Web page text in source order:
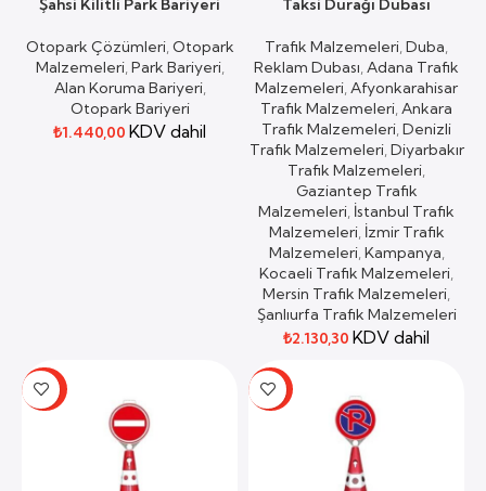
Şahsi Kilitli Park Bariyeri
Otopark Çözümleri,Otopark
Malzemeleri,Park Bariyeri,
Alan Koruma Bariyeri,
Otopark Bariyeri
₺1.440,00 KDV dahil
Taksi Durağı Dubası
Trafik Malzemeleri,Duba,
Reklam Dubası,Adana Trafik
Malzemeleri,Afyonkarahisar
Trafik Malzemeleri,Ankara
Trafik Malzemeleri,Denizli
Trafik Malzemeleri,Diyarbakır
Trafik Malzemeleri,
Gaziantep Trafik
Malzemeleri, İstanbul Trafik
Malzemeleri, İzmir Trafik
Malzemeleri,Kampanya,
Kocaeli Trafik Malzemeleri,
Mersin Trafik Malzemeleri,
Şanlıurfa Trafik Malzemeleri
₺2.130,30 KDV dahil
-48% -36%